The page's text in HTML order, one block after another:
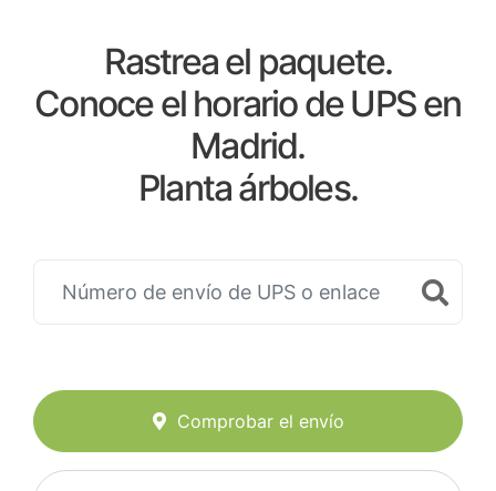
Rastrea el paquete.
Conoce el horario de UPS en
Madrid.
Planta árboles.
Comprobar el envío